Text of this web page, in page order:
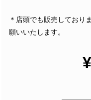
＊店頭でも販売しており
願いいたします。